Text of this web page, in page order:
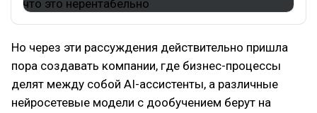
Но через эти рассуждения действительно пришла
пора создавать компании, где бизнес-процессы
делят между собой AI-ассистенты, а различные
нейросетевые модели с дообучением берут на